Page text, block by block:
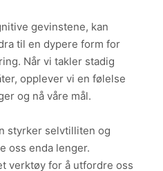
gevinstene, kan
til en dypere form for
Når vi takler stadig
opplever vi en følelse
og nå våre mål.
styrker selvtilliten og
oss enda lenger.
verktøy for å utfordre oss